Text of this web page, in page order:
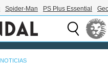
Spider-Man PS Plus Essential
NOTICIAS